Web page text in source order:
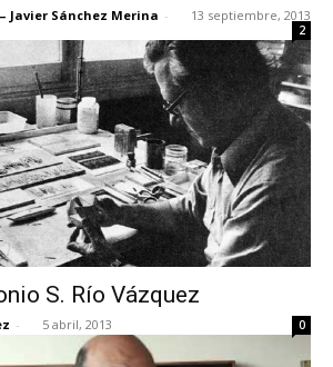
Sánchez Merina - 13 septiembre, 2013
2
S. Río Vázquez
- 5 abril, 2013 0